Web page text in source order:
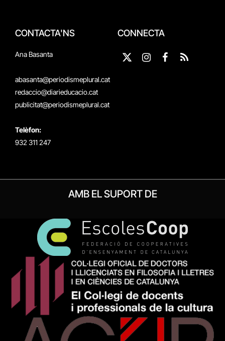
CONTACTA'NS
Ana Basanta
abasanta@periodismeplural.cat
redaccio@diarieducacio.cat
publicitat@periodismeplural.cat
Telèfon:
932 311 247
CONNECTA
X
Instagram
Facebook
RSS
AMB EL SUPORT DE